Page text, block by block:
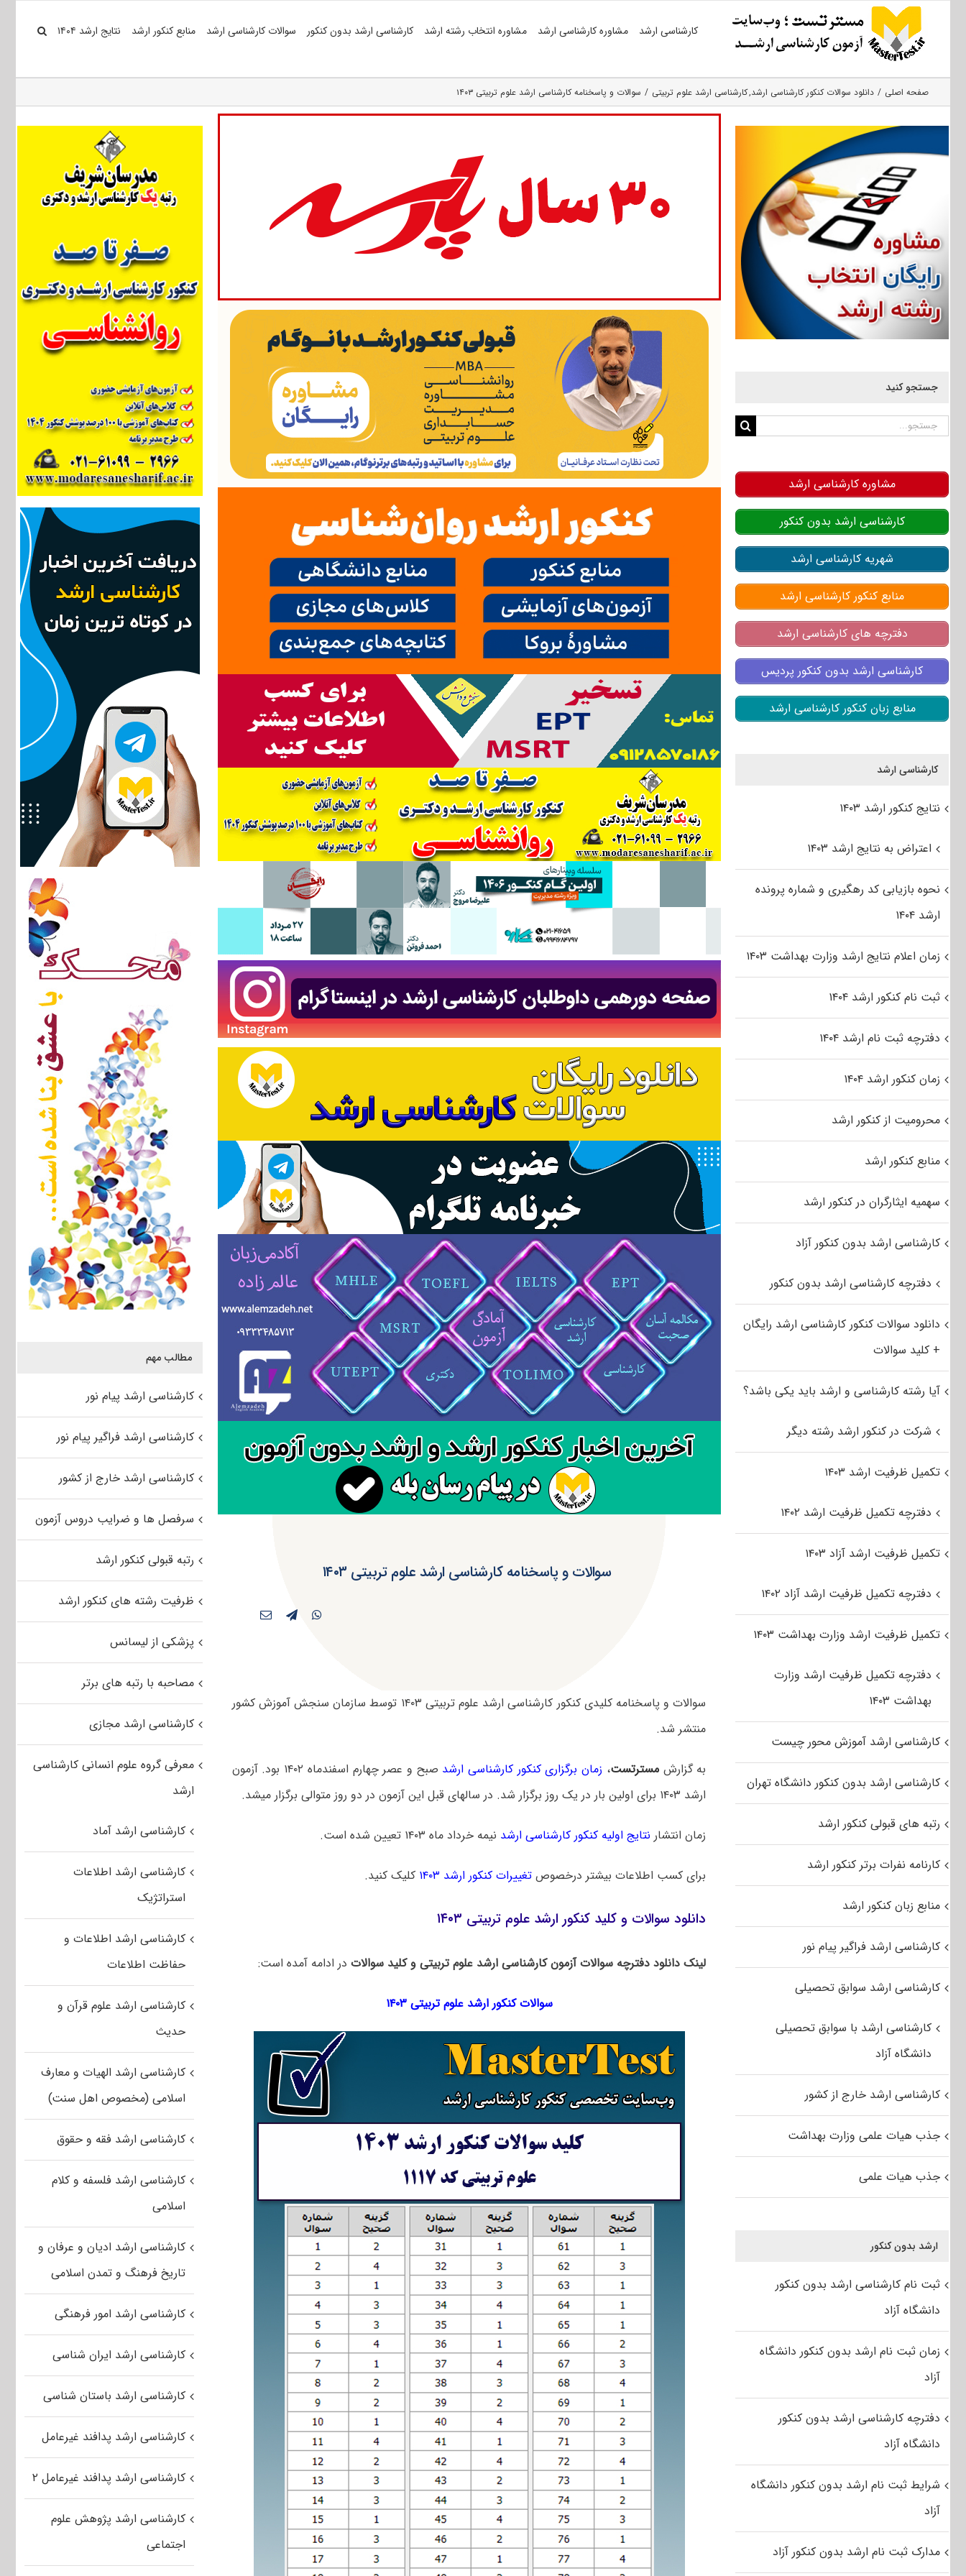
کارشناسی ارشد مشاوره کارشناسی ارشد مشاوره انتخاب رشته ارشد کارشناسی ارشد بدون کنکور سوالات کارشناسی ارشد منابع کنکور ارشد نتایج ارشد ۱۴۰۴
صفحه اصلی دانلود سوالات کنکور کارشناسی ارشد کارشناسی ارشد علوم تربیتی سوالات و پاسخنامه کارشناسی ارشد علوم تربیتی ۱۴۰۳
سوالات و پاسخنامه کارشناسی ارشد علوم تربیتی ۱۴۰۳
سوالات و پاسخنامه کلیدی کنکور کارشناسی ارشد علوم تربیتی ۱۴۰۳ توسط سازمان سنجش آموزش کشور
منتشر شد.
به گزارشمسترتست، زمان برگزاری کنکور کارشناسی ارشد
صبح و عصر چهارم اسفندماه ۱۴۰۲ بود. آزمون
ارشد ۱۴۰۳ برای اولین بار در یک روز برگزار شد. در سالهای قبل این آزمون در دو روز متوالی برگزار میشد.
زمان انتشار نتایج اولیه کنکور کارشناسی ارشد نیمه خرداد ماه ۱۴۰۳ تعیین شده است.
برای کسب اطلاعات بیشتر درخصوص تغییرات کنکور ارشد ۱۴۰۳ کلیک کنید.
دانلود سوالات و کلید کنکور ارشد علوم تربیتی ۱۴۰۳
لینک دانلود دفترچه سوالات آزمون کارشناسی ارشد علوم تربیتی و کلید سوالاتدر ادامه آمده است:
سوالات کنکور ارشد علوم تربیتی ۱۴۰۳
مطالب مهم
کارشناسی ارشد پیام نور
کارشناسی ارشد فراگیر پیام نور
کارشناسی ارشد خارج از کشور
سرفصل ها و ضرایب دروس آزمون
رتبه قبولی کنکور ارشد
ظرفیت رشته های کنکور ارشد
پزشکی از لیسانس
مصاحبه با رتبه های برتر
کارشناسی ارشد مجازی
معرفی گروه علوم انسانی کارشناسی
ارشد
کارشناسی ارشد آماد
کارشناسی ارشد اطلاعات
استراتژیک
کارشناسی ارشد اطلاعات و
حفاظت اطلاعات
کارشناسی ارشد علوم قرآن و
حدیث
کارشناسی ارشد الهیات و معارف
اسلامی (مخصوص اهل سنت)
کارشناسی ارشد فقه و حقوق
کارشناسی ارشد فلسفه و کلام
اسلامی
کارشناسی ارشد ادیان و عرفان و
تاریخ فرهنگ و تمدن اسلامی
کارشناسی ارشد امور فرهنگی
کارشناسی ارشد ایران شناسی
کارشناسی ارشد باستان شناسی
کارشناسی ارشد پدافند غیرعامل
کارشناسی ارشد پدافند غیرعامل ۲
کارشناسی ارشد پژوهش علوم
اجتماعی
جستجو کنید
جستجو
مشاوره کارشناسی ارشد
کارشناسی ارشد بدون کنکور
شهریه کارشناسی ارشد
منابع کنکور کارشناسی ارشد
دفترچه های کارشناسی ارشد
کارشناسی ارشد بدون کنکور پردیس
منابع زبان کنکور کارشناسی ارشد
کارشناسی ارشد
نتایج کنکور ارشد ۱۴۰۳
اعتراض به نتایج ارشد ۱۴۰۳
نحوه بازیابی کد رهگیری و شماره پرونده
ارشد ۱۴۰۴
زمان اعلام نتایج ارشد وزارت بهداشت ۱۴۰۳
ثبت نام کنکور ارشد ۱۴۰۴
دفترچه ثبت نام ارشد ۱۴۰۴
زمان کنکور ارشد ۱۴۰۴
محرومیت از کنکور ارشد
منابع کنکور ارشد
سهمیه ایثارگران در کنکور ارشد
کارشناسی ارشد بدون کنکور آزاد
دفترچه کارشناسی ارشد بدون کنکور
دانلود سوالات کنکور کارشناسی ارشد رایگان
+ کلید سوالات
آیا رشته کارشناسی و ارشد باید یکی باشد؟
شرکت در کنکور ارشد رشته دیگر
تکمیل ظرفیت ارشد ۱۴۰۳
دفترچه تکمیل ظرفیت ارشد ۱۴۰۲
تکمیل ظرفیت ارشد آزاد ۱۴۰۳
دفترچه تکمیل ظرفیت ارشد آزاد ۱۴۰۲
تکمیل ظرفیت ارشد وزارت بهداشت ۱۴۰۳
دفترچه تکمیل ظرفیت ارشد وزارت
بهداشت ۱۴۰۳
کارشناسی ارشد آموزش محور چیست
کارشناسی ارشد بدون کنکور دانشگاه تهران
رتبه های قبولی کنکور ارشد
کارنامه نفرات برتر کنکور ارشد
منابع زبان کنکور ارشد
کارشناسی ارشد فراگیر پیام نور
کارشناسی ارشد سوابق تحصیلی
کارشناسی ارشد با سوابق تحصیلی
دانشگاه آزاد
کارشناسی ارشد خارج از کشور
جذب هیات علمی وزارت بهداشت
جذب هیات علمی
ارشد بدون کنکور
ثبت نام کارشناسی ارشد بدون کنکور
دانشگاه آزاد
زمان ثبت نام ارشد بدون کنکور دانشگاه
آزاد
دفترچه کارشناسی ارشد بدون کنکور
دانشگاه آزاد
شرایط ثبت نام ارشد بدون کنکور دانشگاه
آزاد
مدارک ثبت نام ارشد بدون کنکور آزاد